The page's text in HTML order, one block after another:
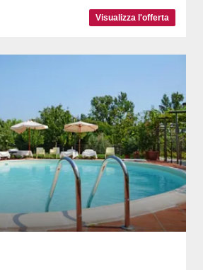
Visualizza l'offerta